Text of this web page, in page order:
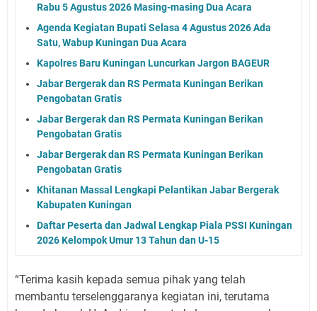
Rabu 5 Agustus 2026 Masing-masing Dua Acara
Agenda Kegiatan Bupati Selasa 4 Agustus 2026 Ada
Satu, Wabup Kuningan Dua Acara
Kapolres Baru Kuningan Luncurkan Jargon BAGEUR
Jabar Bergerak dan RS Permata Kuningan Berikan
Pengobatan Gratis
Jabar Bergerak dan RS Permata Kuningan Berikan
Pengobatan Gratis
Jabar Bergerak dan RS Permata Kuningan Berikan
Pengobatan Gratis
Khitanan Massal Lengkapi Pelantikan Jabar Bergerak
Kabupaten Kuningan
Daftar Peserta dan Jadwal Lengkap Piala PSSI Kuningan
2026 Kelompok Umur 13 Tahun dan U-15
“Terima kasih kepada semua pihak yang telah
membantu terselenggaranya kegiatan ini, terutama